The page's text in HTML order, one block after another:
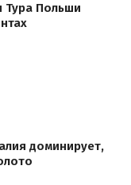
Тура Польши
доминирует,